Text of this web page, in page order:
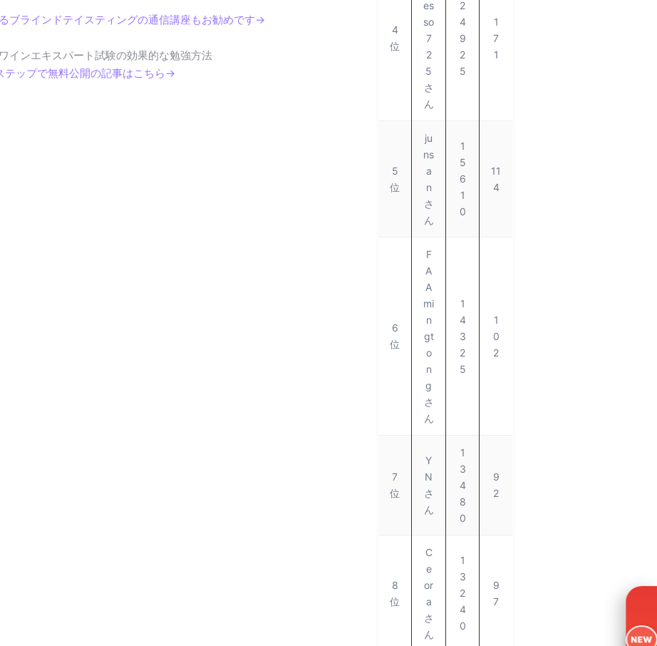
ブラインドテイスティングの通信講座もお勧めです→
インエキスパート試験の効果的な勉強方法
テップで無料公開の記事はこちら→
4
位
es
so
7
2
5
さ
ん
2
4
9
2
5
1
7
1
5
位
ju
ns
a
n
さ
ん
1
5
6
1
0
11
4
6
位
F
A
A
mi
n
gt
o
n
g
さ
ん
1
4
3
2
5
1
0
2
7
位
Y
N
さ
ん
1
3
4
8
0
9
2
8
位
C
e
or
a
さ
ん
1
3
2
4
0
9
7
NEW